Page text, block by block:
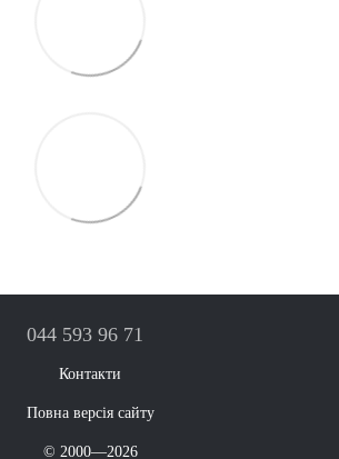
044 593 96 71
Контакти
Повна версія сайту
© 2000—2026